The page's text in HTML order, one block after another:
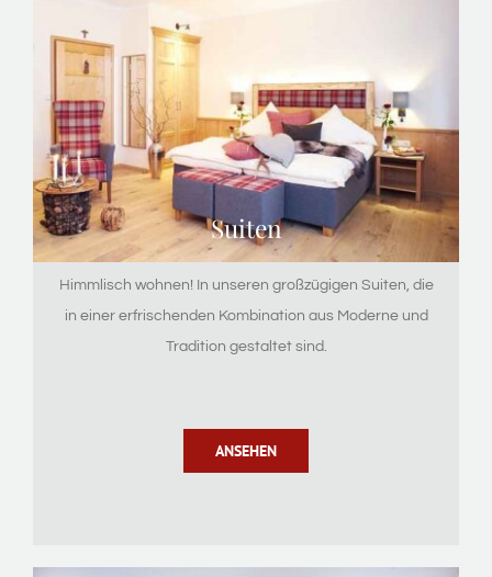
Suiten
Himmlisch wohnen! In unseren großzügigen Suiten, die
in einer erfrischenden Kombination aus Moderne und
Tradition gestaltet sind.
ANSEHEN